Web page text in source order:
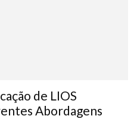
de LIOS
Abordagens